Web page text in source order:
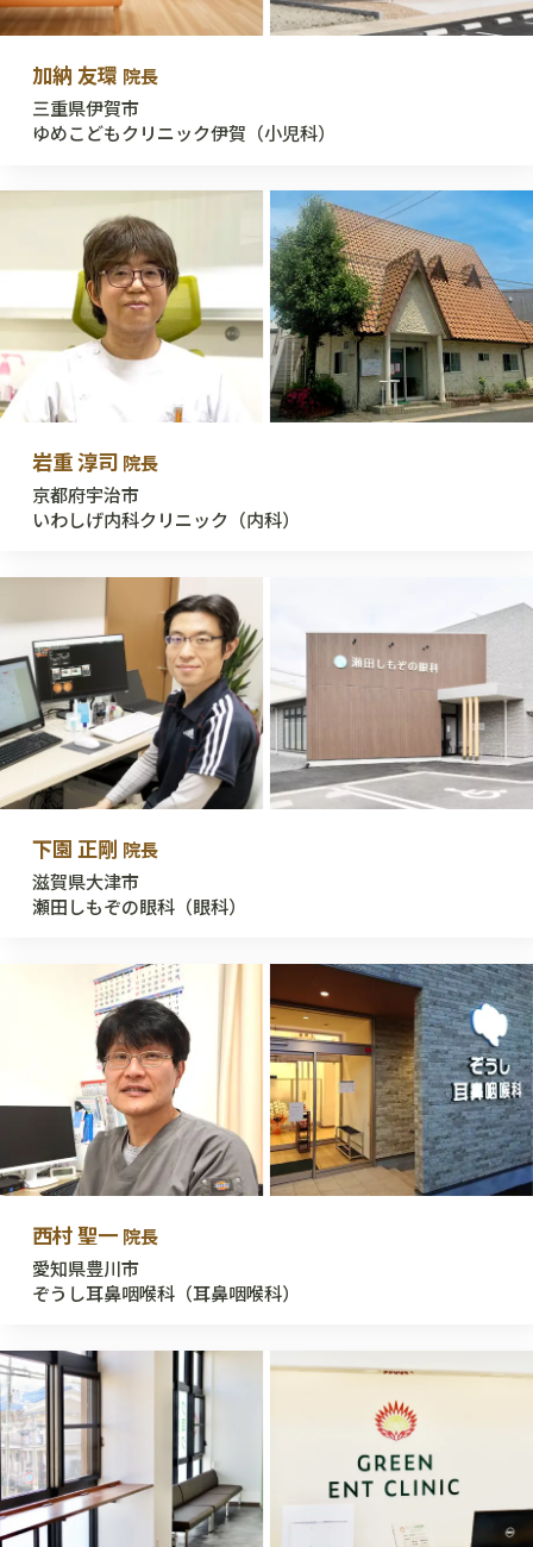
加納 友環 院長
三重県伊賀市
ゆめこどもクリニック伊賀（小児科）
岩重 淳司 院長
京都府宇治市
いわしげ内科クリニック（内科）
下園 正剛 院長
滋賀県大津市
瀬田しもぞの眼科（眼科）
西村 聖一 院長
愛知県豊川市
ぞうし耳鼻咽喉科（耳鼻咽喉科）